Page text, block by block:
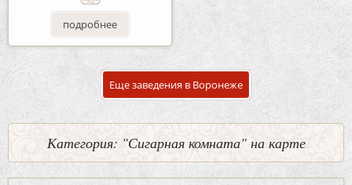
подробнее
Еще заведения в Воронеже
Категория: "Сигарная комната" на карте